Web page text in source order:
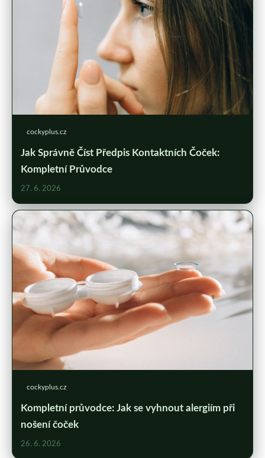
cockyplus.cz
Jak Správně Číst Předpis Kontaktních Čoček:
Kompletní Průvodce
27. 6. 2026
cockyplus.cz
Kompletní průvodce: Jak se vyhnout alergiím při
nošení čoček
26. 6. 2026